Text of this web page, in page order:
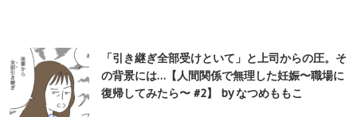
「引き継ぎ全部受けといて」と上司からの圧。そ
の背景には…【人間関係で無理した妊娠〜職場に
復帰してみたら〜 #2】 by なつめももこ